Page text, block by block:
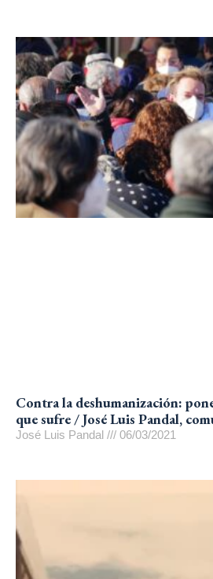
Contra la deshumanización:
que sufre / José Luis Pandal,
José Luis Pandal 06/03/2021